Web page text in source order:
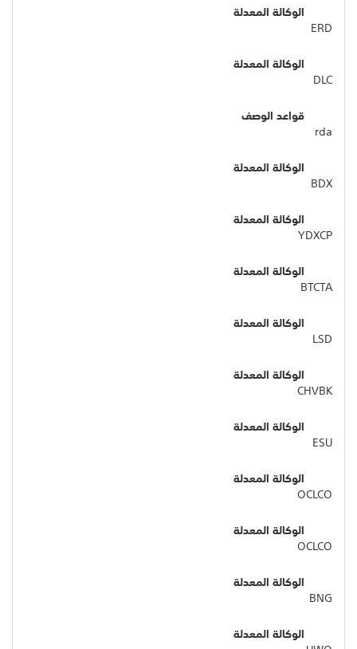
الوكالة المعدلة
ERD
الوكالة المعدلة
DLC
قواعد الوصف
rda
الوكالة المعدلة
BDX
الوكالة المعدلة
YDXCP
الوكالة المعدلة
BTCTA
الوكالة المعدلة
LSD
الوكالة المعدلة
CHVBK
الوكالة المعدلة
ESU
الوكالة المعدلة
OCLCO
الوكالة المعدلة
OCLCO
الوكالة المعدلة
BNG
الوكالة المعدلة